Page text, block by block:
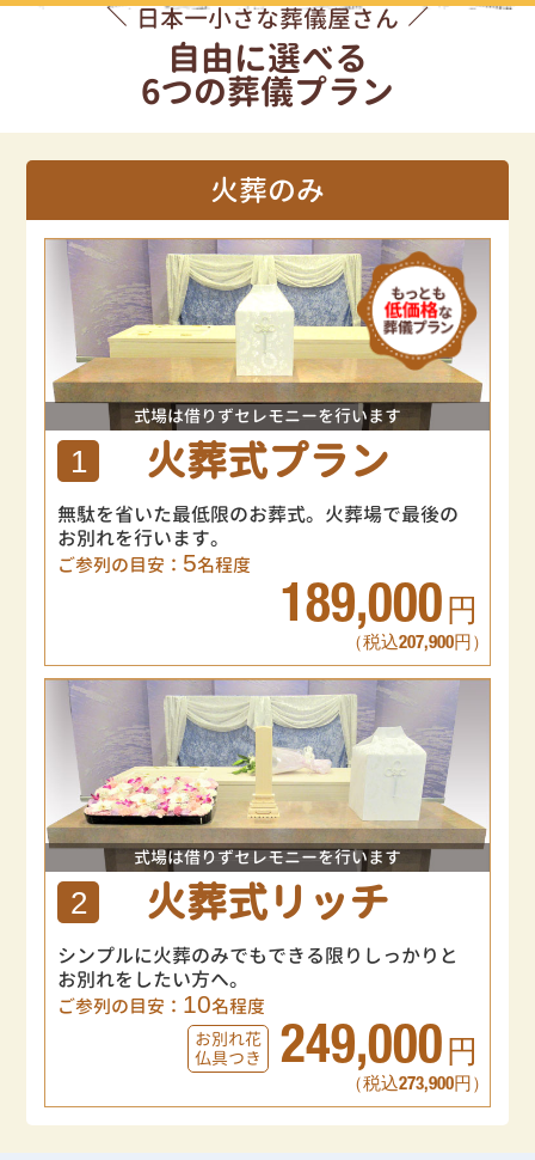
日本一小さな葬儀屋さん
自由に選べる
6つの葬儀プラン
火葬のみ
式場は借りずセレモニーを行います
1 火葬式プラン
無駄を省いた最低限のお葬式。火葬場で最後の
お別れを行います。
ご参列の目安： 5名程度
189,000 円
（税込207,900円）
式場は借りずセレモニーを行います
2 火葬式リッチ
シンプルに火葬のみでもできる限りしっかりと
お別れをしたい方へ。
ご参列の目安： 10名程度
お別れ花
仏具つき
249,000 円
（税込273,900円）